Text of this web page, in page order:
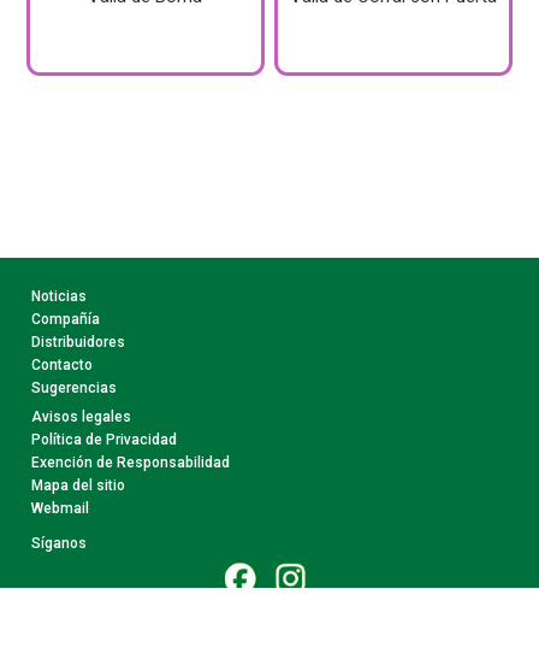
Noticias
Compañía
Distribuidores
Contacto
Sugerencias
Avisos legales
Política de Privacidad
Exención de Responsabilidad
Mapa del sitio
Webmail
Síganos